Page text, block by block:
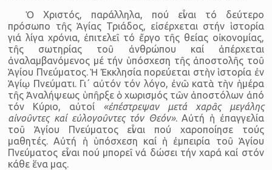
Ὁ Χριστός, παράλληλα, πού εἶναι τό δεύτερο
πρόσωπο τῆς Ἁγίας Τριάδος, εἰσέρχεται στήν ἱστορία
γιά λίγα χρόνια, ἐπιτελεῖ τό ἔργο τῆς θείας οἰκονομίας,
τῆς σωτηρίας τοῦ ἀνθρώπου καί ἀπέρχεται
ἀναλαμβανόμενος μέ τήν ὑπόσχεση τῆς ἀποστολῆς τοῦ
Ἁγίου Πνεύματος. Ἡ Ἐκκλησία πορεύεται στὴν ἱστορία ἐν
Ἁγίῳ Πνεύματι. Γι΄ αὐτόν τόν λόγο, ἐνῶ κατὰ τὴν ἡμέρα
τῆς Ἀναλήψεως ὑπῆρξε ὁ χωρισμός τῶν ἀποστόλων ἀπό
τόν Κύριο, αὐτοί «ἐπέστρεψαν μετά χαρᾶς μεγάλης
αἰνοῦντες καί εὐλογοῦντες τόν Θεόν». Αὐτή ἡ ἐπαγγελία
τοῦ Ἁγίου Πνεύματος εἶναι πού χαροποίησε τούς
μαθητές. Αὐτή ἡ ὑπόσχεση καί ἡ ἐμπειρία τοῦ Ἁγίου
Πνεύματος εἶναι πού μπορεῖ νά δώσει τήν χαρά καί στόν
κάθε ἕνα μας.